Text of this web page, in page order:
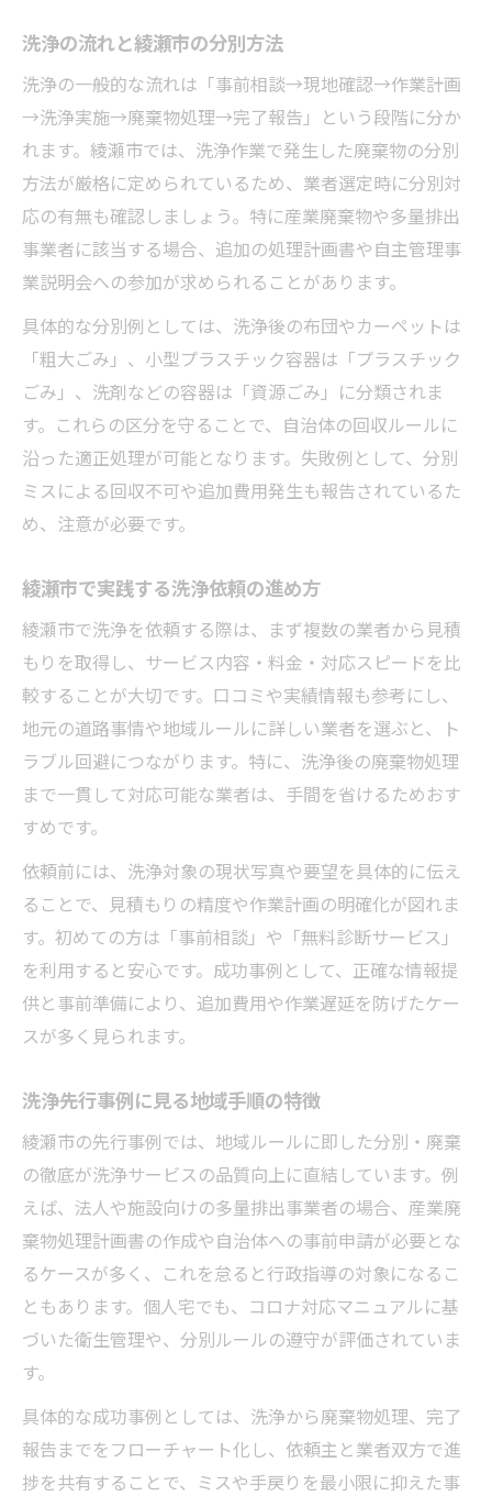
洗浄の流れと綾瀬市の分別方法
洗浄の一般的な流れは「事前相談→現地確認→作業計画
→洗浄実施→廃棄物処理→完了報告」という段階に分か
れます。綾瀬市では、洗浄作業で発生した廃棄物の分別
方法が厳格に定められているため、業者選定時に分別対
応の有無も確認しましょう。特に産業廃棄物や多量排出
事業者に該当する場合、追加の処理計画書や自主管理事
業説明会への参加が求められることがあります。
具体的な分別例としては、洗浄後の布団やカーペットは
「粗大ごみ」、小型プラスチック容器は「プラスチック
ごみ」、洗剤などの容器は「資源ごみ」に分類されま
す。これらの区分を守ることで、自治体の回収ルールに
沿った適正処理が可能となります。失敗例として、分別
ミスによる回収不可や追加費用発生も報告されているた
め、注意が必要です。
綾瀬市で実践する洗浄依頼の進め方
綾瀬市で洗浄を依頼する際は、まず複数の業者から見積
もりを取得し、サービス内容・料金・対応スピードを比
較することが大切です。口コミや実績情報も参考にし、
地元の道路事情や地域ルールに詳しい業者を選ぶと、ト
ラブル回避につながります。特に、洗浄後の廃棄物処理
まで一貫して対応可能な業者は、手間を省けるためおす
すめです。
依頼前には、洗浄対象の現状写真や要望を具体的に伝え
ることで、見積もりの精度や作業計画の明確化が図れま
す。初めての方は「事前相談」や「無料診断サービス」
を利用すると安心です。成功事例として、正確な情報提
供と事前準備により、追加費用や作業遅延を防げたケー
スが多く見られます。
洗浄先行事例に見る地域手順の特徴
綾瀬市の先行事例では、地域ルールに即した分別・廃棄
の徹底が洗浄サービスの品質向上に直結しています。例
えば、法人や施設向けの多量排出事業者の場合、産業廃
棄物処理計画書の作成や自治体への事前申請が必要とな
るケースが多く、これを怠ると行政指導の対象になるこ
ともあります。個人宅でも、コロナ対応マニュアルに基
づいた衛生管理や、分別ルールの遵守が評価されていま
す。
具体的な成功事例としては、洗浄から廃棄物処理、完了
報告までをフローチャート化し、依頼主と業者双方で進
捗を共有することで、ミスや手戻りを最小限に抑えた事